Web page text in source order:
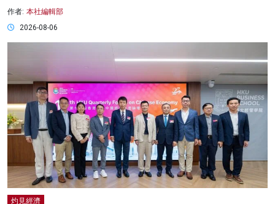
作者: 本社編輯部
2026-08-06
灼見經濟